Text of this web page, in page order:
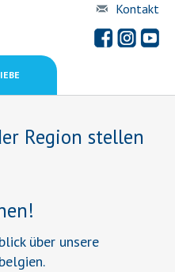
Kontakt
Region stellen
über unsere